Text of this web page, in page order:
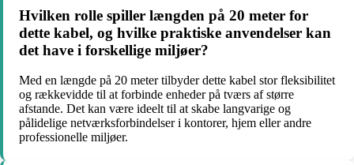
Hvilken rolle spiller længden på 20 meter for
dette kabel, og hvilke praktiske anvendelser kan
det have i forskellige miljøer?
Med en længde på 20 meter tilbyder dette kabel stor fleksibilitet
og rækkevidde til at forbinde enheder på tværs af større
afstande. Det kan være ideelt til at skabe langvarige og
pålidelige netværksforbindelser i kontorer, hjem eller andre
professionelle miljøer.